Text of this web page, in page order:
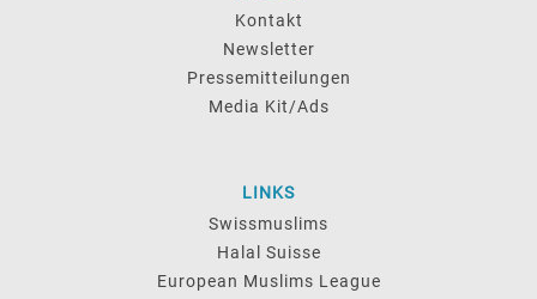
Kontakt
Newsletter
Pressemitteilungen
Media Kit/Ads
LINKS
Swissmuslims
Halal Suisse
European Muslims League